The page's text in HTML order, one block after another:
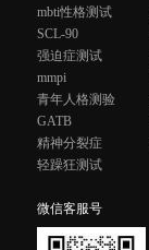
mbti性格测试
SCL-90
强迫症测试
mmpi
青年人格测验
GATB
精神分裂症
轻躁狂测试
微信客服号